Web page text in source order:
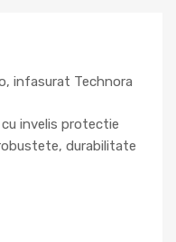
infasurat Technora
invelis protectie
durabilitate